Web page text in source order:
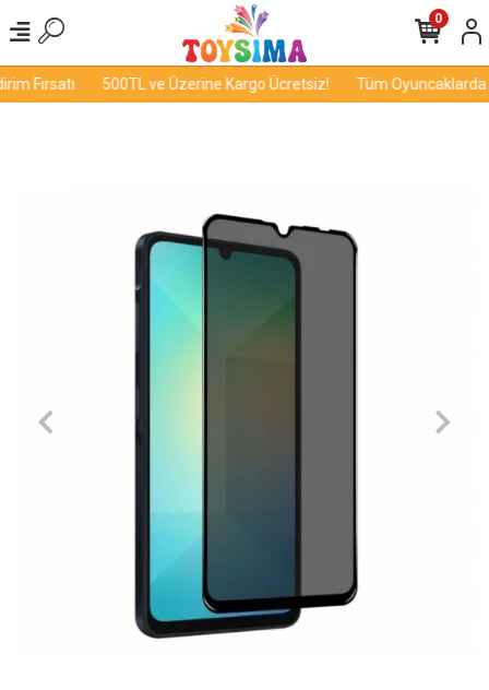
Fırsatı 500TL ve Üzerine Kargo Ücretsiz! Tüm Oyuncaklarda
0